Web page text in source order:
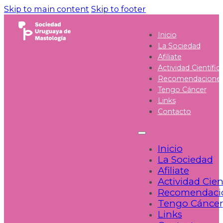
Skip to main content Skip to footer
Inicio
La Sociedad
Afiliate
Actividad
Tengo Cáncer
Links
Contacto
Inicio
La Sociedad
Afiliate
Actividad
Tengo Cáncer
Links